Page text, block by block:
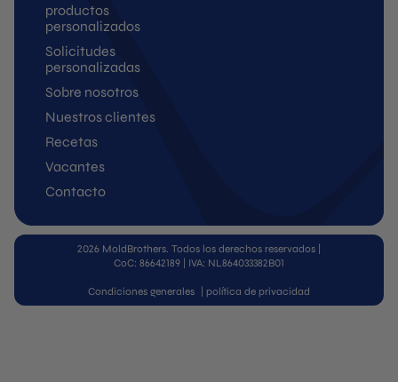
productos
personalizados
Solicitudes
personalizadas
Sobre nosotros
Nuestros clientes
Recetas
Vacantes
Contacto
2026 MoldBrothers. Todos los derechos reservados
CoC: 86642189 | IVA: NL864033382B01
Condiciones generales política de privacidad